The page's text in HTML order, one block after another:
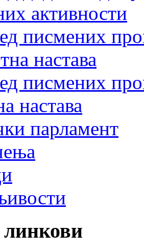
активности
писмених
настава
писмених
настава
парламент